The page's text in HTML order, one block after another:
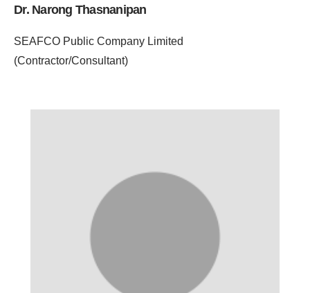
Dr. Narong Thasnanipan
SEAFCO Public Company Limited
(Contractor/Consultant)